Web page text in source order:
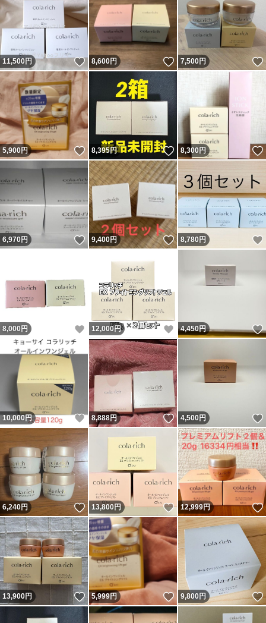
11,500円 いいね！
8,600円 いいね！
7,500円
5,900円 いいね！
8,395円 いいね！
8,300円
6,970円 いいね！
9,400円 いいね！
8,780円
8,000 円 いいね！
12,000円 いいね！
4,450円
10,000円 いいね！
8,888円 いいね！
4,500円
6,240円 いいね！
13,800円 いいね！
12,999円
13,900円 いいね！
5,999円 いいね！
9,800円